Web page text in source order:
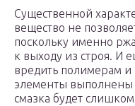
Существенной
вещество не
поскольку именно
к выходу из строя. И
вредить полимерам и
элементы выполнены
смазка будет